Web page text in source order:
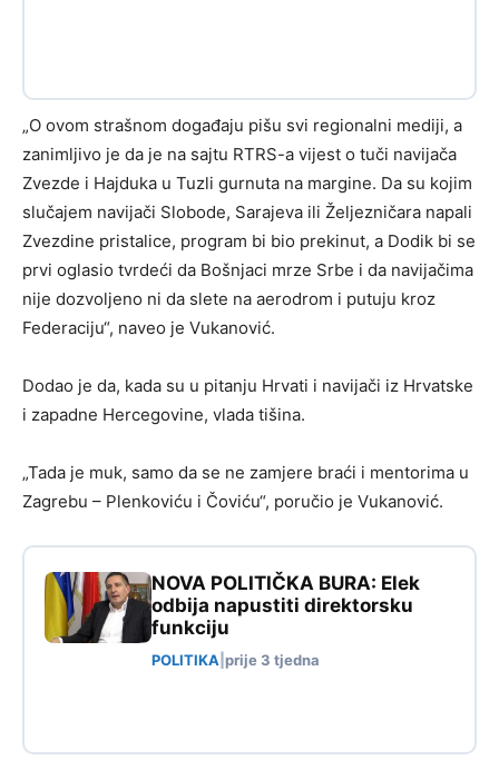
„O ovom strašnom događaju pišu svi regionalni mediji, a
zanimljivo je da je na sajtu RTRS-a vijest o tuči navijača
Zvezde i Hajduka u Tuzli gurnuta na margine. Da su kojim
slučajem navijači Slobode, Sarajeva ili Željezničara napali
Zvezdine pristalice, program bi bio prekinut, a Dodik bi se
prvi oglasio tvrdeći da Bošnjaci mrze Srbe i da navijačima
nije dozvoljeno ni da slete na aerodrom i putuju kroz
Federaciju“, naveo je Vukanović.
Dodao je da, kada su u pitanju Hrvati i navijači iz Hrvatske
i zapadne Hercegovine, vlada tišina.
„Tada je muk, samo da se ne zamjere braći i mentorima u
Zagrebu – Plenkoviću i Čoviću“, poručio je Vukanović.
NOVA POLITIČKA BURA: Elek
odbija napustiti direktorsku
funkciju
POLITIKA prije 3 tjedna